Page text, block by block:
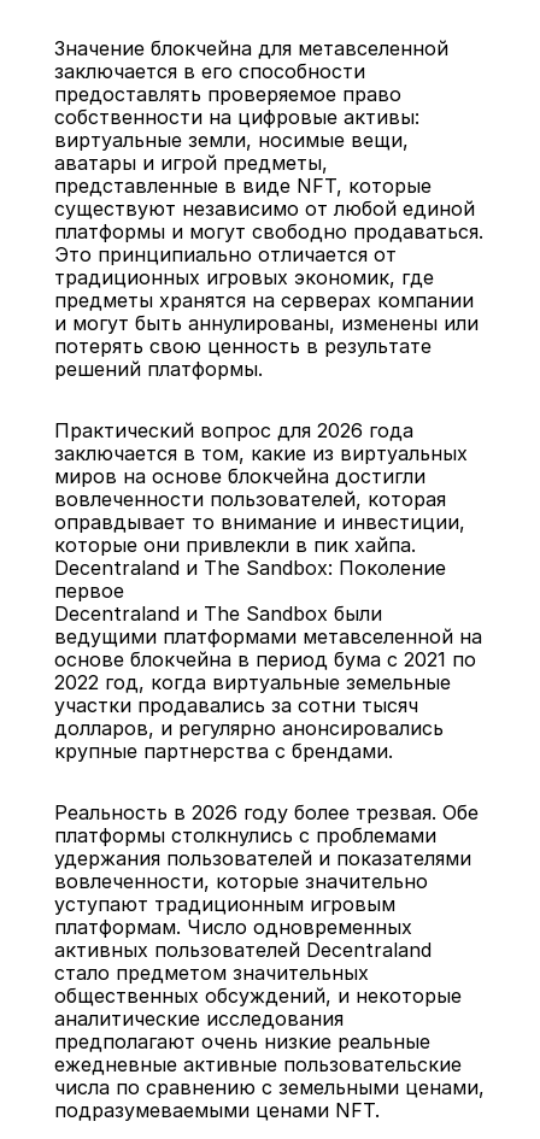
Значение блокчейна для метавселенной
заключается в его способности
предоставлять проверяемое право
собственности на цифровые активы:
виртуальные земли, носимые вещи,
аватары и игрой предметы,
представленные в виде NFT, которые
существуют независимо от любой единой
платформы и могут свободно продаваться.
Это принципиально отличается от
традиционных игровых экономик, где
предметы хранятся на серверах компании
и могут быть аннулированы, изменены или
потерять свою ценность в результате
решений платформы.
Практический вопрос для 2026 года
заключается в том, какие из виртуальных
миров на основе блокчейна достигли
вовлеченности пользователей, которая
оправдывает то внимание и инвестиции,
которые они привлекли в пик хайпа.
Decentraland и The Sandbox: Поколение
первое
Decentraland и The Sandbox были
ведущими платформами метавселенной на
основе блокчейна в период бума с 2021 по
2022 год, когда виртуальные земельные
участки продавались за сотни тысяч
долларов, и регулярно анонсировались
крупные партнерства с брендами.
Реальность в 2026 году более трезвая. Обе
платформы столкнулись с проблемами
удержания пользователей и показателями
вовлеченности, которые значительно
уступают традиционным игровым
платформам. Число одновременных
активных пользователей Decentraland
стало предметом значительных
общественных обсуждений, и некоторые
аналитические исследования
предполагают очень низкие реальные
ежедневные активные пользовательские
числа по сравнению с земельными ценами,
подразумеваемыми ценами NFT.